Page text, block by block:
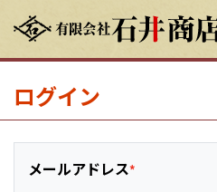
ログイン
メールアドレス